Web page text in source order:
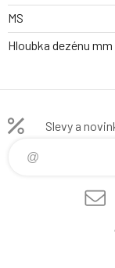
MS
Hloubka dezénu mm
Slevy a